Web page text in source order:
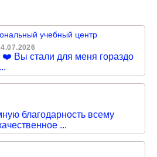
учебный центр
Вы стали для меня гораздо
благодарность всему
...